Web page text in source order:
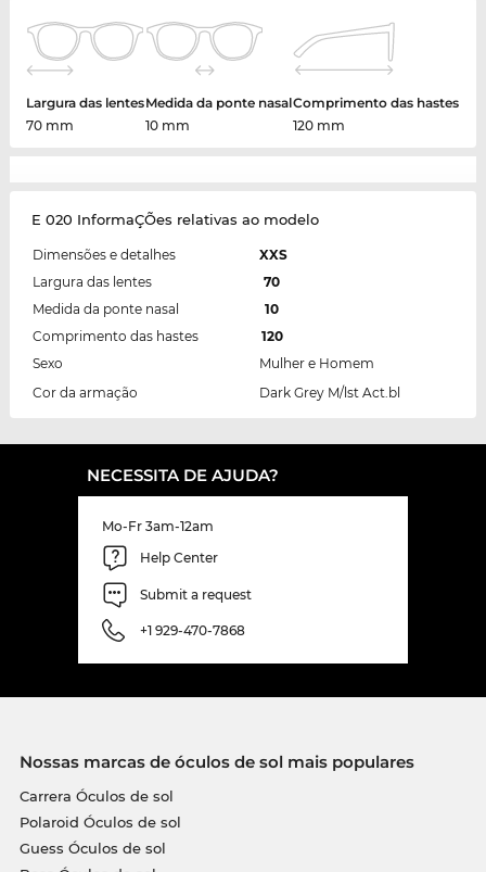
Largura das lentes
70 mm
Medida da ponte nasal
10 mm
Comprimento das hastes
120 mm
E 020 InformaÇÕes relativas ao modelo
Dimensões e detalhes
XXS
Largura das lentes
70
Medida da ponte nasal
10
Comprimento das hastes
120
Sexo
Mulher e Homem
Cor da armação
Dark Grey M/lst Act.bl
NECESSITA DE AJUDA?
Mo-Fr 3am-12am
Help Center
Submit a request
+1 929-470-7868
Nossas marcas de óculos de sol mais populares
Carrera Óculos de sol
Polaroid Óculos de sol
Guess Óculos de sol